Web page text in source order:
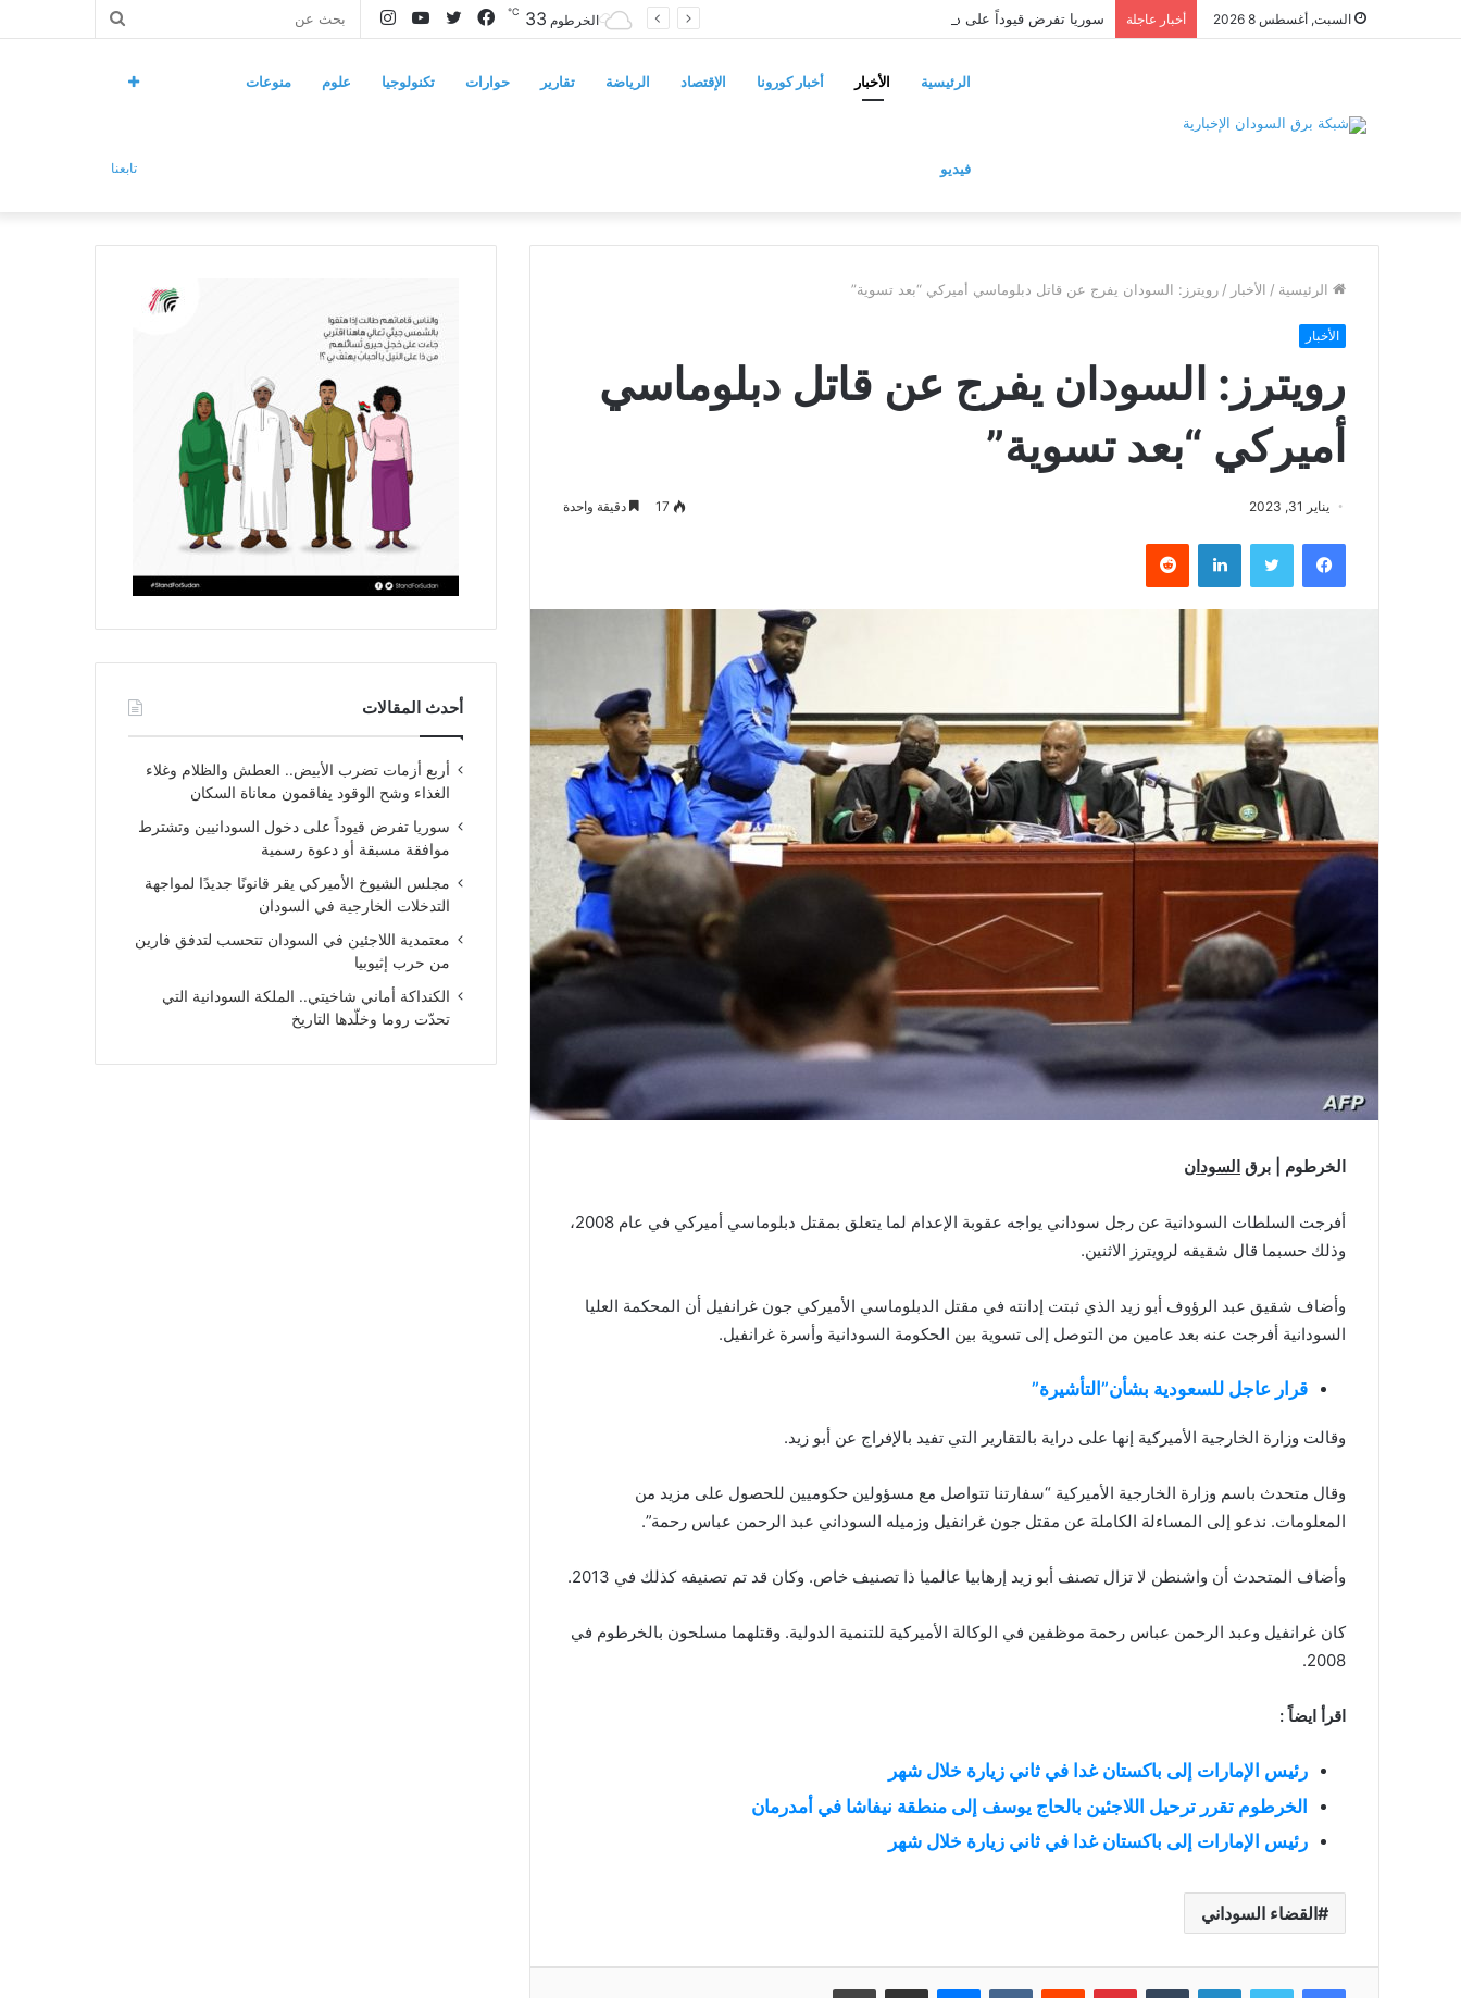
السبت, أغسطس 8 2026 أخبار عاجلة
بحث
انستقراميوتيوبتويتر
فيسبوك الخرطوم 33
℃
الرئيسية الأخبار أخبار كورونا الإقتصاد الرياضة تقارير حوارات تكنولوجيا علوم منوعات
فيديو تابعنا
الرئيسية / الأخبار / رويترز: السودان يفرج عن قاتل دبلوماسي أميركي “بعد تسوية”
الأخبار
رويترز: السودان يفرج عن قاتل دبلوماسي
أميركي “بعد تسوية”
يناير 31, 2023 17 دقيقة واحدة
فيسبوك تويتر لينكدإن
الخرطوم | برق السودان
أفرجت السلطات السودانية عن رجل سوداني يواجه عقوبة الإعدام لما يتعلق بمقتل دبلوماسي أميركي في عام 2008،
وذلك حسبما قال شقيقه لرويترز الاثنين.
وأضاف شقيق عبد الرؤوف أبو زيد الذي ثبتت إدانته في مقتل الدبلوماسي الأميركي جون غرانفيل أن المحكمة العليا
السودانية أفرجت عنه بعد عامين من التوصل إلى تسوية بين الحكومة السودانية وأسرة غرانفيل.
قرار عاجل للسعودية بشأن”التأشيرة”
وقالت وزارة الخارجية الأميركية إنها على دراية بالتقارير التي تفيد بالإفراج عن أبو زيد.
وقال متحدث باسم وزارة الخارجية الأميركية “سفارتنا تتواصل مع مسؤولين حكوميين للحصول على مزيد من
المعلومات. ندعو إلى المساءلة الكاملة عن مقتل جون غرانفيل وزميله السوداني عبد الرحمن عباس رحمة”.
وأضاف المتحدث أن واشنطن لا تزال تصنف أبو زيد إرهابيا عالميا ذا تصنيف خاص. وكان قد تم تصنيفه كذلك في 2013.
كان غرانفيل وعبد الرحمن عباس رحمة موظفين في الوكالة الأميركية للتنمية الدولية. وقتلهما مسلحون بالخرطوم في
2008.
اقرأ ايضاً :
رئيس الإمارات إلى باكستان غدا في ثاني زيارة خلال شهر
الخرطوم تقرر ترحيل اللاجئين بالحاج يوسف إلى منطقة نيفاشا في أمدرمان
رئيس الإمارات إلى باكستان غدا في ثاني زيارة خلال شهر
القضاء السوداني
فيسبوك تويتر لينكدإن بينتيريست ماسنجر مشاركة عبر البريد طباعة
أحدث المقالات
أربع أزمات تضرب الأبيض.. العطش والظلام وغلاء
الغذاء وشح الوقود يفاقمون معاناة السكان
سوريا تفرض قيوداً على دخول السودانيين وتشترط
موافقة مسبقة أو دعوة رسمية
مجلس الشيوخ الأميركي يقر قانونًا جديدًا لمواجهة
التدخلات الخارجية في السودان
معتمدية اللاجئين في السودان تتحسب لتدفق فارين
من حرب إثيوبيا
الكنداكة أماني شاخيتي.. الملكة السودانية التي
تحدّت روما وخلّدها التاريخ